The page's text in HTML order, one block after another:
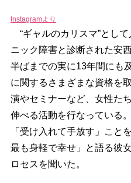
Instagramより
“ギャルのカリスマ”とし
ニック障害と診断された安
半ばまでの実に13年間にも
に関するさまざまな資格を
演やセミナーなど、女性た
伸べる活動を行なっている
「受け入れて手放す」こと
最も身軽で幸せ」と語る彼
ロセスを聞いた。